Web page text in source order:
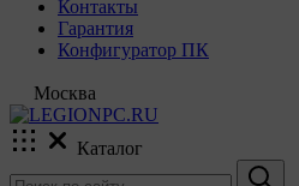
Контакты
Гарантия
Конфигуратор ПК
Москва
Каталог